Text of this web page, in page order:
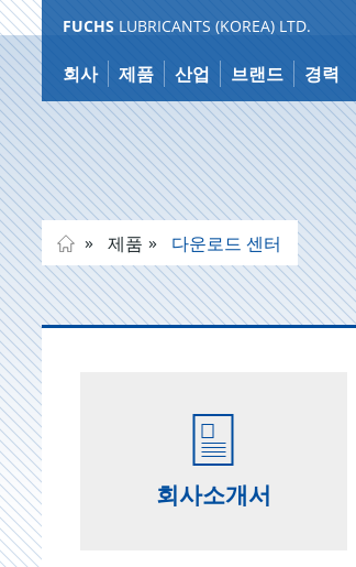
Jump
to
content
FUCHS LUBRICANTS (KOREA) LTD.
회사 제품 산업 브랜드 경력
제품 다운로드 센터
회사소개서